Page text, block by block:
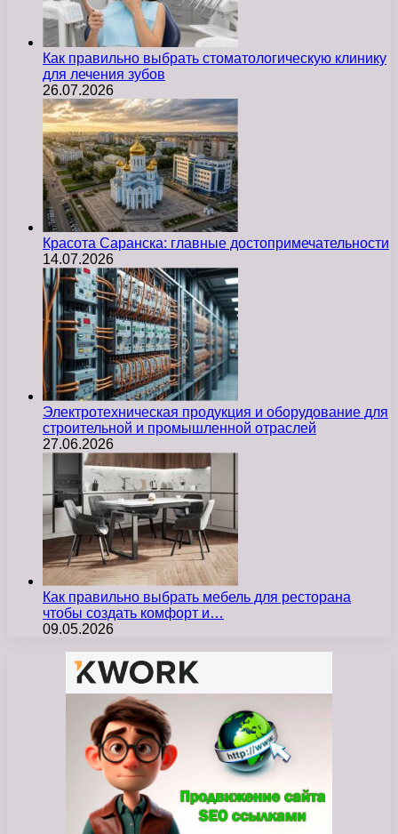
Как правильно выбрать стоматологическую клинику
для лечения зубов
26.07.2026
Красота Саранска: главные достопримечательности
14.07.2026
Электротехническая продукция и оборудование для
строительной и промышленной отраслей
27.06.2026
Как правильно выбрать мебель для ресторана
чтобы создать комфорт и…
09.05.2026